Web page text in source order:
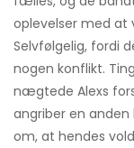
oplevelser med at
Selvfølgelig, fordi
nogen konflikt.
nægtede Alexs
angriber en anden
om, at hendes